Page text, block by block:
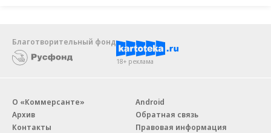
Благотворительный фонд
18+ реклама
О «Коммерсанте»
Архив
Контакты
Android
Обратная связь
Правовая информация